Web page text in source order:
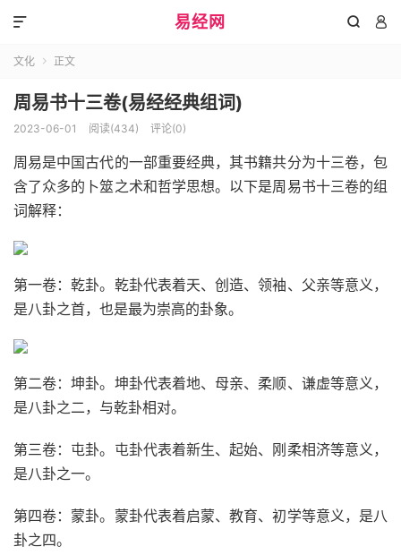
易经网  

文化  正文
周易书十三卷(易经经典组词)
2023-06-01 阅读(434) 评论(0)
周易是中国古代的一部重要经典，其书籍共分为十三卷，包
含了众多的卜筮之术和哲学思想。以下是周易书十三卷的组
词解释：
第一卷：乾卦。乾卦代表着天、创造、领袖、父亲等意义，
是八卦之首，也是最为崇高的卦象。
第二卷：坤卦。坤卦代表着地、母亲、柔顺、谦虚等意义，
是八卦之二，与乾卦相对。
第三卷：屯卦。屯卦代表着新生、起始、刚柔相济等意义，
是八卦之一。
第四卷：蒙卦。蒙卦代表着启蒙、教育、初学等意义，是八
卦之四。